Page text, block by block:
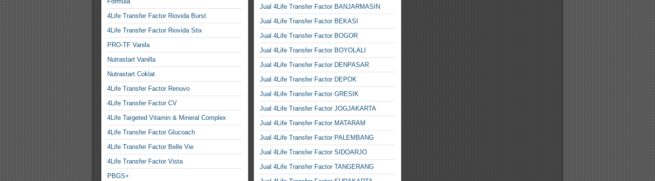
4Life Transfer Factor Riovida Burst
4Life Transfer Factor Riovida Stix
PRO-TF Vanila
Nutrastart Vanilla
Nutrastart Coklat
4Life Transfer Factor Renuvo
4Life Transfer Factor CV
4Life Targeted Vitamin & Mineral Complex
4Life Transfer Factor Glucoach
4Life Transfer Factor Belle Vie
4Life Transfer Factor Vista
PBGS+
Jual 4Life Transfer Factor BANJARMASIN
Jual 4Life Transfer Factor BEKASI
Jual 4Life Transfer Factor BOGOR
Jual 4Life Transfer Factor BOYOLALI
Jual 4Life Transfer Factor DENPASAR
Jual 4Life Transfer Factor DEPOK
Jual 4Life Transfer Factor GRESIK
Jual 4Life Transfer Factor JOGJAKARTA
Jual 4Life Transfer Factor MATARAM
Jual 4Life Transfer Factor PALEMBANG
Jual 4Life Transfer Factor SIDOARJO
Jual 4Life Transfer Factor TANGERANG